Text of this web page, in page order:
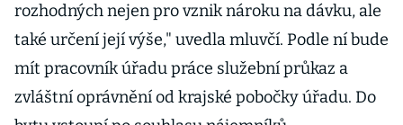
rozhodných nejen pro vznik nároku na dávku, ale
také určení její výše," uvedla mluvčí. Podle ní bude
mít pracovník úřadu práce služební průkaz a
zvláštní oprávnění od krajské pobočky úřadu. Do